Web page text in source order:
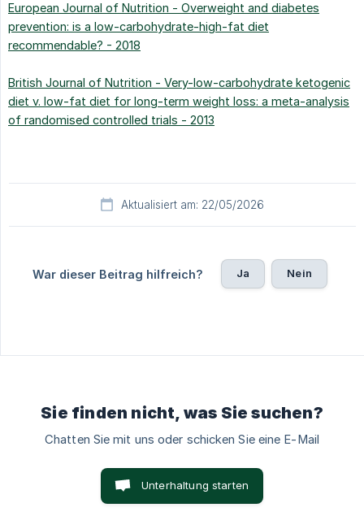
European Journal of Nutrition - Overweight and diabetes
prevention: is a low-carbohydrate-high-fat diet
recommendable? - 2018
British Journal of Nutrition - Very-low-carbohydrate ketogenic
diet v. low-fat diet for long-term weight loss: a meta-analysis
of randomised controlled trials - 2013
Aktualisiert am: 22/05/2026
War dieser Beitrag hilfreich? Ja Nein
Sie finden nicht, was Sie suchen?
Chatten Sie mit uns oder schicken Sie eine E-Mail
Unterhaltung starten